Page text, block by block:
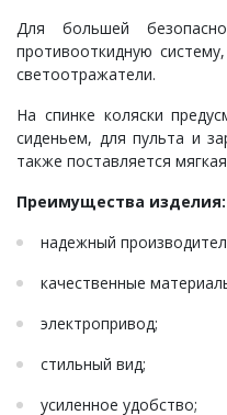
Для большей
противооткидную
светоотражатели.
На спинке коляски
сиденьем, для пульта и
также поставляется
Преимущества изделия:
надежный
качественные
электропривод;
стильный вид;
усиленное удобство;